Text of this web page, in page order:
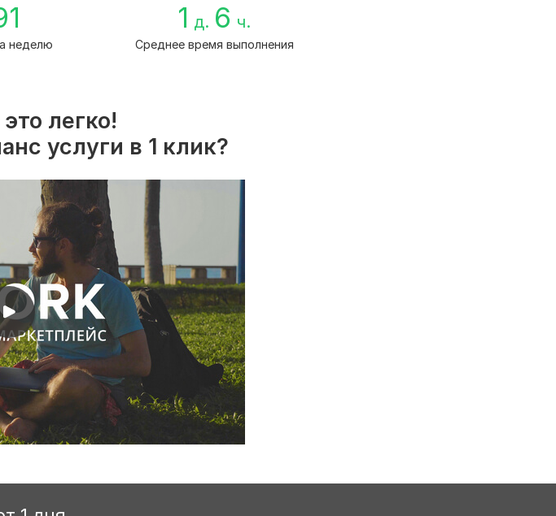
неделю
1 д. 6 ч.
Среднее время выполнения
легко!
услуги в 1 клик?